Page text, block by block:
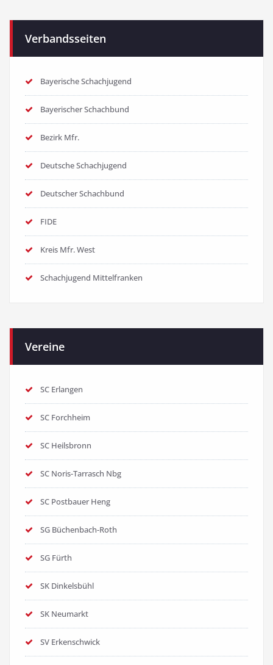
Verbandsseiten
Bayerische Schachjugend
Bayerischer Schachbund
Bezirk Mfr.
Deutsche Schachjugend
Deutscher Schachbund
FIDE
Kreis Mfr. West
Schachjugend Mittelfranken
Vereine
SC Erlangen
SC Forchheim
SC Heilsbronn
SC Noris-Tarrasch Nbg
SC Postbauer Heng
SG Büchenbach-Roth
SG Fürth
SK Dinkelsbühl
SK Neumarkt
SV Erkenschwick